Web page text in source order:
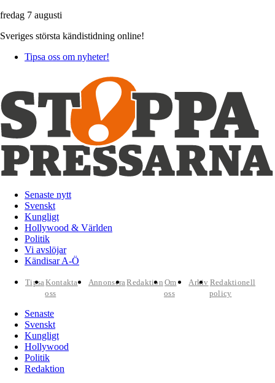
fredag 7 augusti
Sveriges största kändistidning online!
Tipsa oss om nyheter!
Senaste nytt
Svenskt
Kungligt
Hollywood & Världen
Politik
Vi avslöjar
Kändisar A-Ö
TipsaKontakta
oss
AnnonseraRedaktion Om
oss
Arkiv Redaktionell
policy
Senaste
Svenskt
Kungligt
Hollywood
Politik
Redaktion